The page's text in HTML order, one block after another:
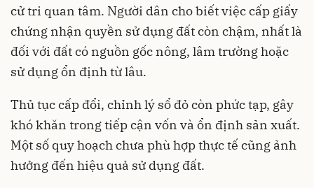
cử tri quan tâm. Người dân cho biết việc cấp giấy
chứng nhận quyền sử dụng đất còn chậm, nhất là
đối với đất có nguồn gốc nông, lâm trường hoặc
sử dụng ổn định từ lâu.
Thủ tục cấp đổi, chỉnh lý sổ đỏ còn phức tạp, gây
khó khăn trong tiếp cận vốn và ổn định sản xuất.
Một số quy hoạch chưa phù hợp thực tế cũng ảnh
hưởng đến hiệu quả sử dụng đất.